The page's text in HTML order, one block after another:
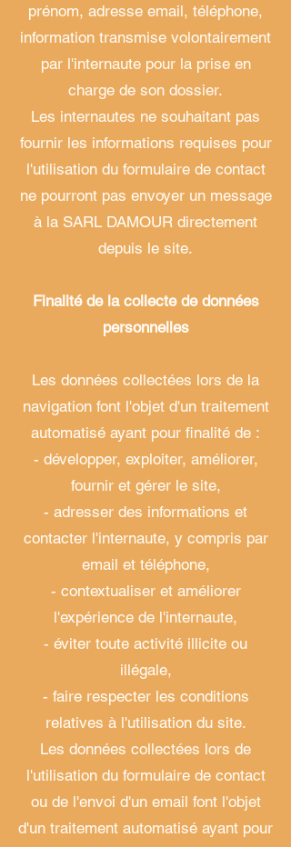
prénom, adresse email, téléphone,
information transmise volontairement
par l'internaute pour la prise en
charge de son dossier.
Les internautes ne souhaitant pas
fournir les informations requises pour
l'utilisation du formulaire de contact
ne pourront pas envoyer un message
à la SARL DAMOUR directement
depuis le site.
Finalité de la collecte de données
personnelles
Les données collectées lors de la
navigation font l'objet d'un traitement
automatisé ayant pour finalité de :
- développer, exploiter, améliorer,
fournir et gérer le site,
- adresser des informations et
contacter l'internaute, y compris par
email et téléphone,
- contextualiser et améliorer
l'expérience de l'internaute,
- éviter toute activité illicite ou
illégale,
- faire respecter les conditions
relatives à l'utilisation du site.
Les données collectées lors de
l'utilisation du formulaire de contact
ou de l'envoi d'un email font l'objet
d'un traitement automatisé ayant pour